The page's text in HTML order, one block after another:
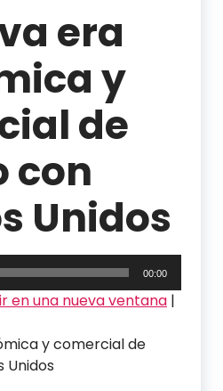
era
y
de
con
Unidos
00:00
en una nueva ventana |
y comercial de
Unidos